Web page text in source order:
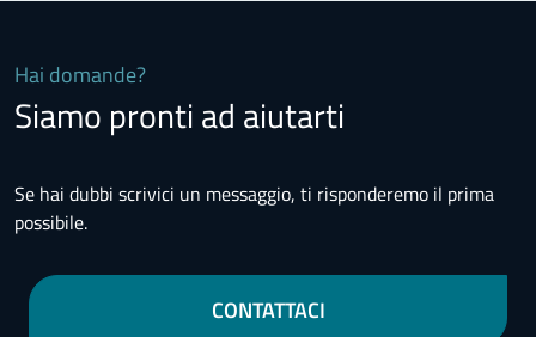
Hai domande?
Siamo pronti ad aiutarti
Se hai dubbi scrivici un messaggio, ti risponderemo il prima
possibile.
CONTATTACI